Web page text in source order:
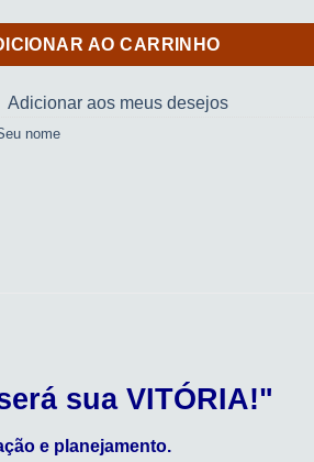
AO CARRINHO
Adicionar aos meus desejos
nome
sua VITÓRIA!"
e planejamento.